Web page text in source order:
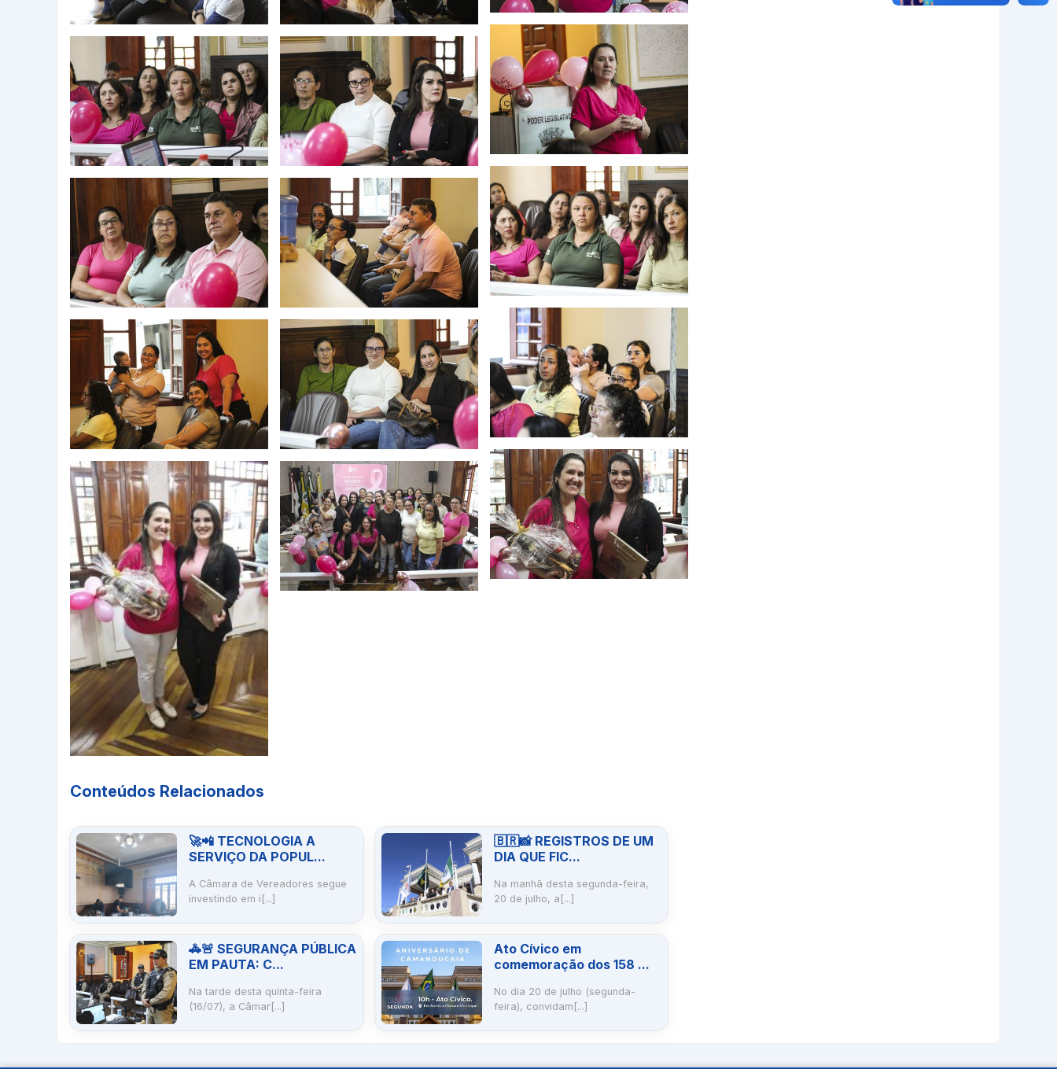
Conteúdos Relacionados
🚀📲 TECNOLOGIA A
SERVIÇO DA POPUL...
A Câmara de Vereadores segue
investindo em i[...]
🇧🇷📸 REGISTROS DE UM
DIA QUE FIC...
Na manhã desta segunda-feira,
20 de julho, a[...]
🚓🚨 SEGURANÇA PÚBLICA
EM PAUTA: C...
Na tarde desta quinta-feira
(16/07), a Câmar[...]
Ato Cívico em
comemoração dos 158 ...
No dia 20 de julho (segunda-
feira), convidam[...]